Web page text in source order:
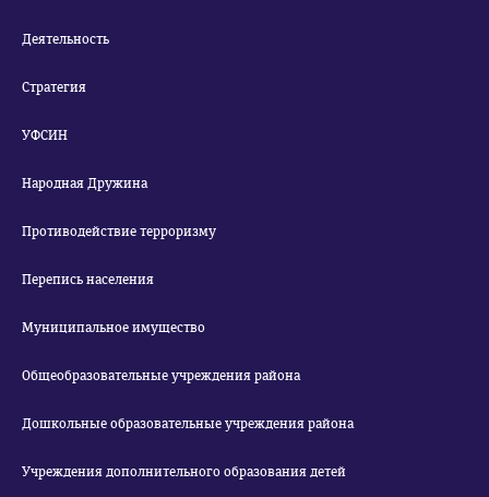
Деятельность
Стратегия
УФСИН
Народная Дружина
Противодействие терроризму
Перепись населения
Муниципальное имущество
Общеобразовательные учреждения района
Дошкольные образовательные учреждения района
Учреждения дополнительного образования детей